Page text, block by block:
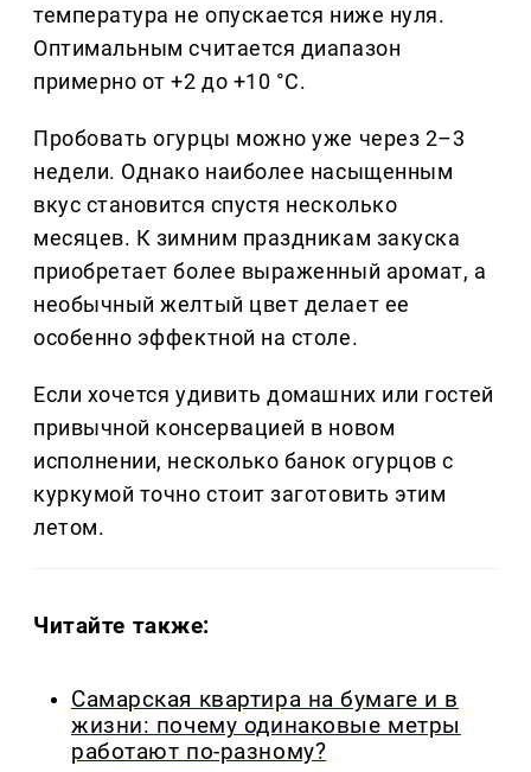
температура не опускается ниже нуля.
Оптимальным считается диапазон
примерно от +2 до +10 °C.
Пробовать огурцы можно уже через 2–3
недели. Однако наиболее насыщенным
вкус становится спустя несколько
месяцев. К зимним праздникам закуска
приобретает более выраженный аромат, а
необычный желтый цвет делает ее
особенно эффектной на столе.
Если хочется удивить домашних или гостей
привычной консервацией в новом
исполнении, несколько банок огурцов с
куркумой точно стоит заготовить этим
летом.
Читайте также:
Самарская квартира на бумаге и в
жизни: почему одинаковые метры
работают по-разному?